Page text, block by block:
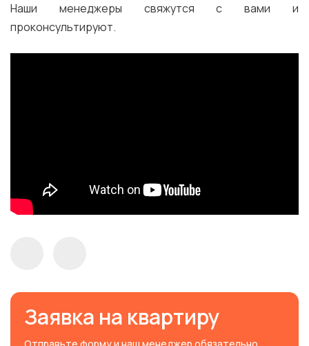
Наши менеджеры свяжутся с вами и
проконсультируют.
Заявка на квартиру